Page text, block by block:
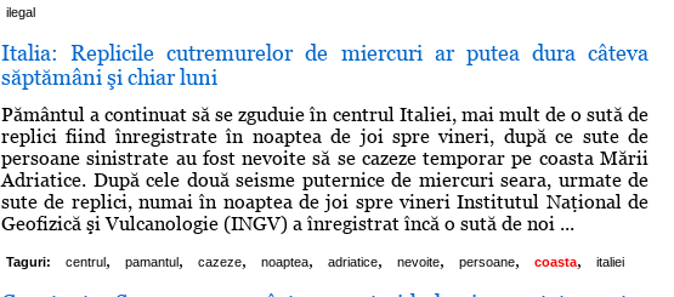
ilegal
Italia: Replicile cutremurelor de miercuri ar putea dura câteva
săptămâni şi chiar luni
Pământul a continuat să se zguduie în centrul Italiei, mai mult de o sută de
replici fiind înregistrate în noaptea de joi spre vineri, după ce sute de
persoane sinistrate au fost nevoite să se cazeze temporar pe coasta Mării
Adriatice. După cele două seisme puternice de miercuri seara, urmate de
sute de replici, numai în noaptea de joi spre vineri Institutul Naţional de
Geofizică şi Vulcanologie (INGV) a înregistrat încă o sută de noi ...
Taguri: centrul, pamantul, cazeze, noaptea, adriatice, nevoite, persoane, coasta, italiei